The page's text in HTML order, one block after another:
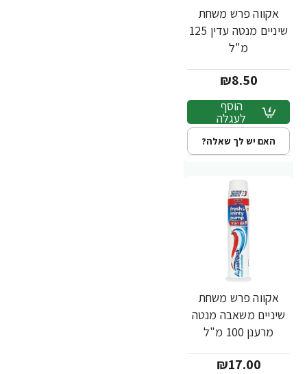
אקווה פרש משחת
שיניים מנטה עדין 125
מ"ל
₪8.50
הוסף
לעגלה
האם יש לך שאלה?
אקווה פרש משחת
שיניים משאבה מנטה
מרענן 100 מ"ל
₪17.00